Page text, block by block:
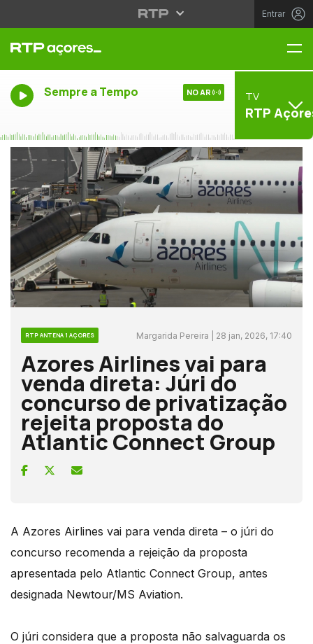
Entrar
Sempre a Tempo NO AR TV
RTP
RTP ANTENA 1 AÇORES Margarida Pereira | 28 jan, 2026, 17:40
Azores Airlines vai para
venda direta: Júri do
concurso de privatização
rejeita proposta do
Atlantic Connect Group
A Azores Airlines vai para venda direta – o júri do
concurso recomenda a rejeição da proposta
apresentada pelo Atlantic Connect Group, antes
designada Newtour/MS Aviation.
O júri considera que a proposta não salvaguarda os